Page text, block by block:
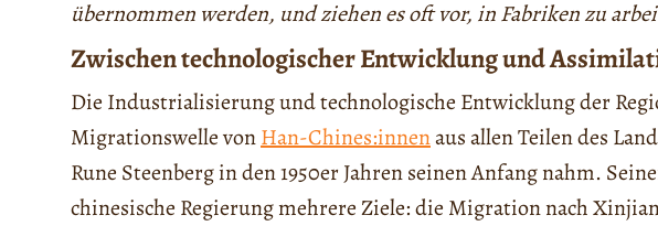
übernommen werden, und ziehen es oft vor, in Fabriken zu
Zwischen technologischer Entwicklung und
Die Industrialisierung und technologische Entwicklung der
Migrationswelle vonHan-Chines:innenaus allen Teilen des
Rune Steenberg in den 1950er Jahren seinen Anfang nahm.
chinesische Regierung mehrere Ziele: die Migration nach